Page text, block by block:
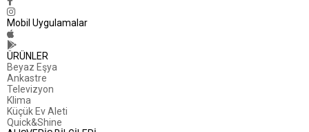
Mobil Uygulamalar
ÜRÜNLER
Beyaz Eşya
Ankastre
Televizyon
Klima
Küçük Ev Aleti
Quick&Shine